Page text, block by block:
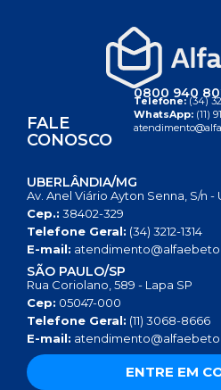
FALE
CONOSCO
0800 940
Telefone:(34)
WhatsApp: (11)
UBERLÂNDIA/MG
Av. Anel Viário Ayton Senna, S/n
Cep.: 38402-329
Telefone Geral: (34) 3212-1314
E-mail:
SÃO PAULO/SP
Rua Coriolano, 589 - Lapa SP
Cep: 05047-000
Telefone Geral: (11) 3068-8666
E-mail:
ENTRE EM